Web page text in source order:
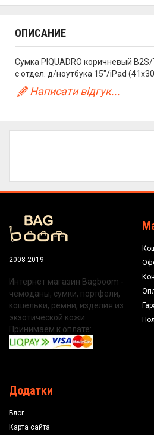
ОПИСАНИЕ
Сумка PIQUADRO коричневый
с отдел. д/ноутбука 15"/iPad
Написати відгук...
2008-2019
Интернет магазин Bagboom -
чемоданы, сумки, портфели,
кошельки, ремни, изделия из
экзотической кожи.
Принимаем к оплате:
Додатки
Блог
Карта сайта